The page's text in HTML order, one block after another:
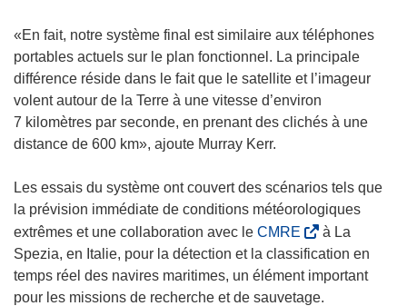
«En fait, notre système final est similaire aux téléphones
portables actuels sur le plan fonctionnel. La principale
différence réside dans le fait que le satellite et l’imageur
volent autour de la Terre à une vitesse d’environ
7 kilomètres par seconde, en prenant des clichés à une
distance de 600 km», ajoute Murray Kerr.
Les essais du système ont couvert des scénarios tels que
la prévision immédiate de conditions météorologiques
extrêmes et une collaboration avec le CMRE
s
’
o
à La
Spezia, en Italie, pour la détection et la classification en
temps réel des navires maritimes, un élément important
pour les missions de recherche et de sauvetage.